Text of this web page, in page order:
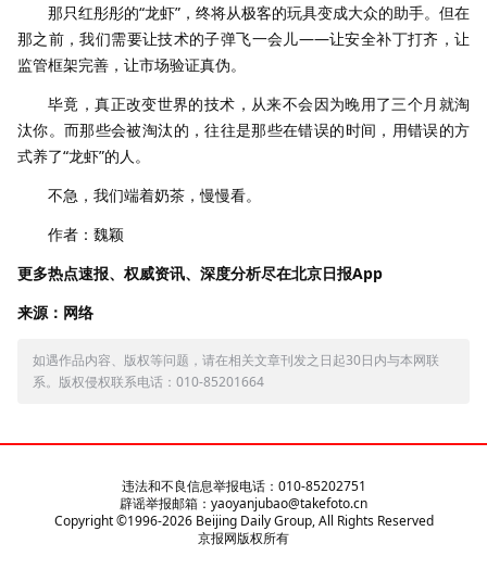
那只红彤彤的“龙虾”，终将从极客的玩具变成大众的助手。但在
那之前，我们需要让技术的子弹飞一会儿——让安全补丁打齐，让
监管框架完善，让市场验证真伪。
毕竟，真正改变世界的技术，从来不会因为晚用了三个月就淘
汰你。而那些会被淘汰的，往往是那些在错误的时间，用错误的方
式养了“龙虾”的人。
不急，我们端着奶茶，慢慢看。
作者：魏颖
更多热点速报、权威资讯、深度分析尽在北京日报App
来源：网络
如遇作品内容、版权等问题，请在相关文章刊发之日起30日内与本网联
系。版权侵权联系电话：010-85201664
违法和不良信息举报电话：010-85202751
辟谣举报邮箱：yaoyanjubao@takefoto.cn
Copyright ©1996-2026Beijing Daily Group, All Rights Reserved
京报网版权所有